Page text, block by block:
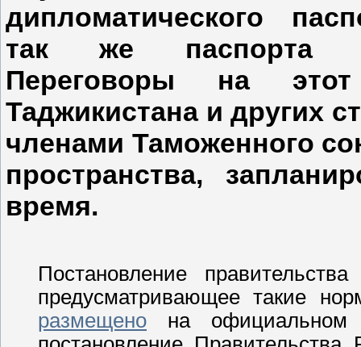
дипломатического
так же паспорта
Переговоры на
Таджикистана и других
членами Таможенного
пространства,
время.
Постановление
предусматривающее такие
размещено на официальном